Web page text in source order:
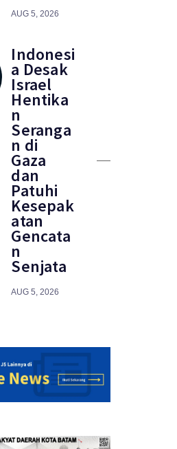
AUG 5, 2026
Indonesi
a Desak
Israel
Hentika
n
Seranga
n di
Gaza
dan
Patuhi
Kesepak
atan
Gencata
n
Senjata
AUG 5, 2026